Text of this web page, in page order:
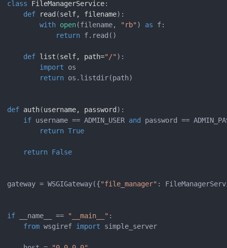
class
FileManagerService:
def
read (self, filename):
with open(filename, "rb" ) as f:
return f.read()
def list (self, path="/" ):
import os
return os.listdir(path)
def auth(username, password ):
if username == ADMIN_USER and
password ==
return True
return False
gateway = WSGIGateway({"file_manager" :
if __name__ == "__main__" :
from wsgiref import simple_server